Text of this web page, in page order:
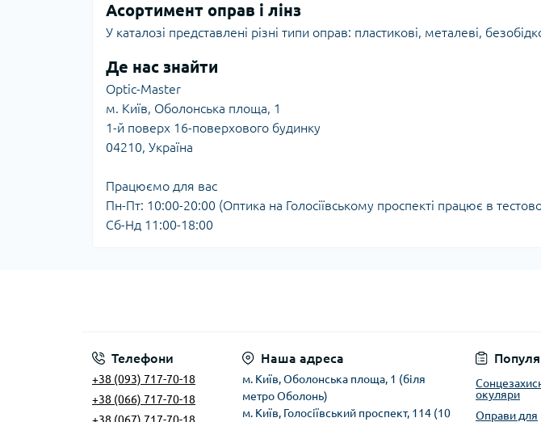
Асортимент оправ і лінз
У каталозі представлені різні типи оправ: пластикові, металеві,
Де нас знайти
Optic-Master
м. Київ, Оболонська площа, 1
1-й поверх 16-поверхового будинку
04210, Україна
Працюємо для вас
Пн-Пт: 10:00-20:00 (Оптика на Голосіївському проспекті працює в
Сб-Нд 11:00-18:00
Телефони
+38 (093) 717-70-18
+38 (066) 717-70-18
Наша адреса
м. Київ, Оболонська площа, 1 (біля
метро Оболонь)
м. Київ, Голосіївський проспект, 114 (10
окуляри
Оправи для